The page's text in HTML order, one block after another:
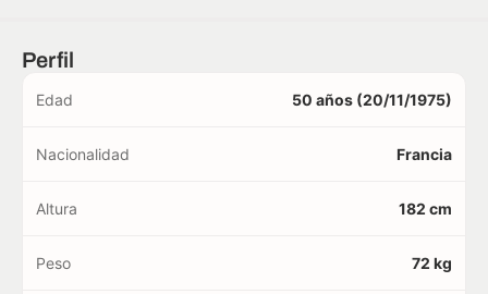
Perfil
Edad 50 años (20/11/1975)
Nacionalidad Francia
Altura 182 cm
Peso 72 kg